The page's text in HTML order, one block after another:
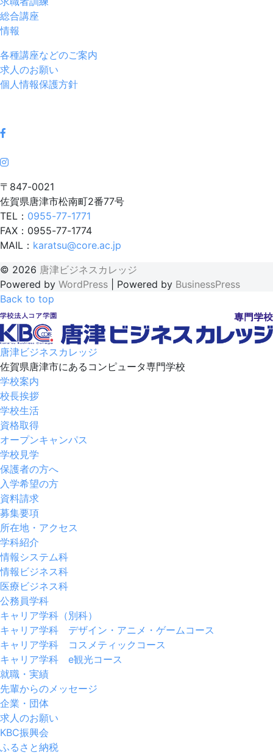
総合講座
情報
各種講座などのご案内
求人のお願い
個人情報保護方針
〒847-0021
佐賀県唐津市松南町2番77号
TEL： 0955-77-1771
FAX：0955-77-1774
MAIL： karatsu@core.ac.jp
© 2026 唐津ビジネスカレッジ
Powered by WordPress Powered by BusinessPress
Back to top
唐津ビジネスカレッジ
佐賀県唐津市にあるコンピュータ専門学校
学校案内
校長挨拶
学校生活
資格取得
オープンキャンパス
学校見学
保護者の方へ
入学希望の方
資料請求
募集要項
所在地・アクセス
学科紹介
情報システム科
情報ビジネス科
医療ビジネス科
公務員学科
キャリア学科（別科）
キャリア学科 デザイン・アニメ・ゲームコース
キャリア学科 コスメティックコース
キャリア学科 e観光コース
就職・実績
先輩からのメッセージ
企業・団体
求人のお願い
KBC振興会
ふるさと納税